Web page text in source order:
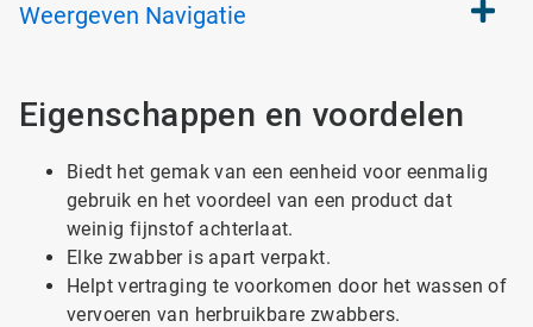
Weergeven Navigatie
Eigenschappen en voordelen
Biedt het gemak van een eenheid voor eenmalig
gebruik en het voordeel van een product dat
weinig fijnstof achterlaat.
Elke zwabber is apart verpakt.
Helpt vertraging te voorkomen door het wassen of
vervoeren van herbruikbare zwabbers.